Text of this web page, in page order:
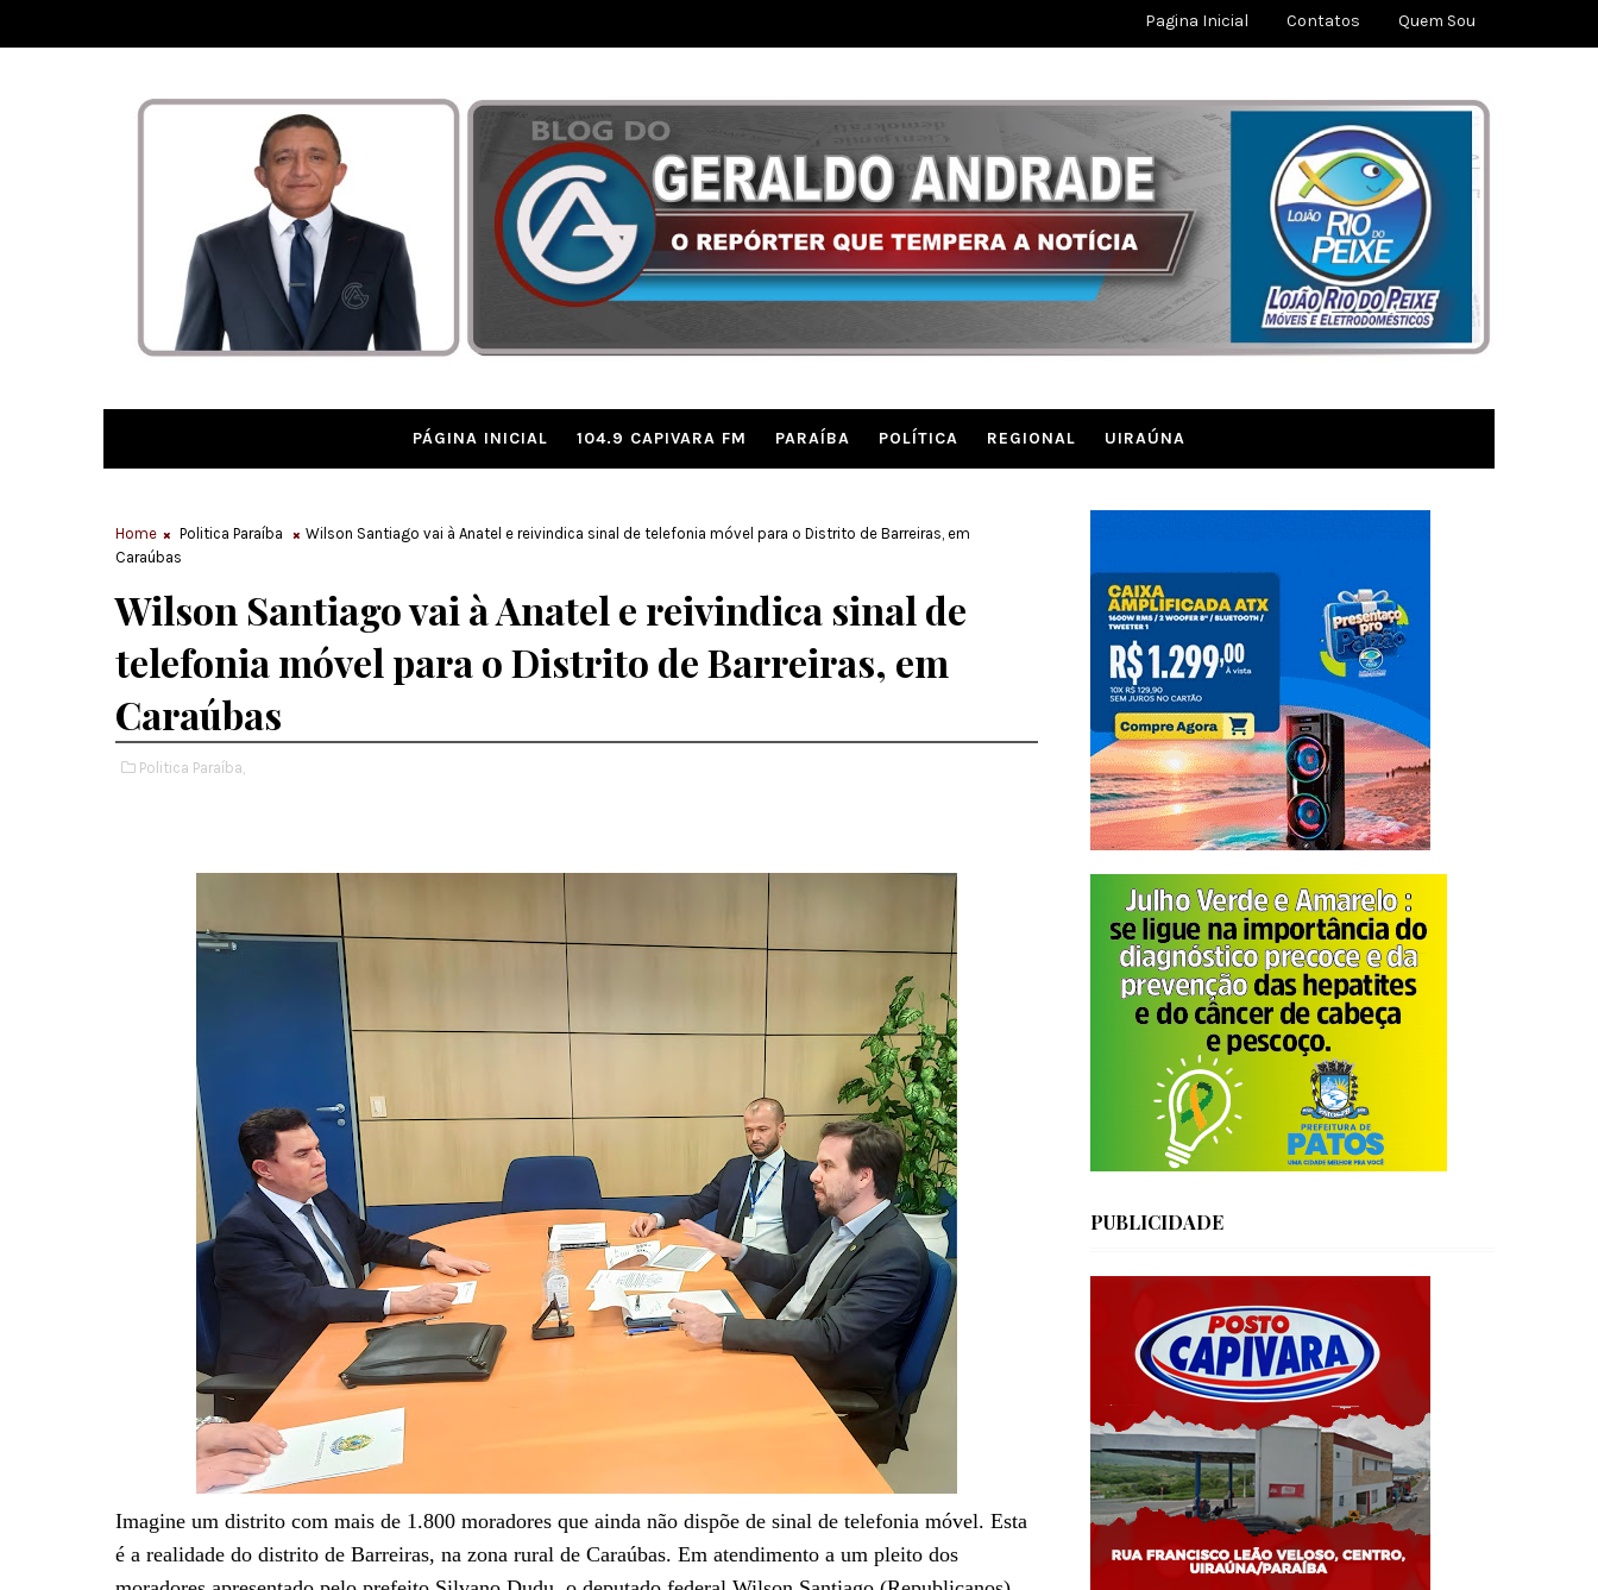
Pagina Inicial Contatos Quem Sou
PÁGINA INICIAL 104.9 CAPIVARA FM PARAÍBA POLÍTICA REGIONAL UIRAÚNA
Home Politica Paraíba
Wilson Santiago vai à Anatel e reivindica sinal de telefonia móvel para o Distrito de Barreiras, em
Caraúbas
Wilson Santiago vai à Anatel e reivindica sinal de
telefonia móvel para o Distrito de Barreiras, em
Caraúbas
Politica Paraíba,
Imagine um distrito com mais de 1.800 moradores que ainda não dispõe de sinal de telefonia móvel. Esta
é a realidade do distrito de Barreiras, na zona rural de Caraúbas. Em atendimento a um pleito dos
PUBLICIDADE